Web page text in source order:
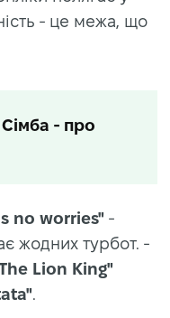
- це межа, що
- про
no worries" -
жодних турбот. -
Lion King"
.